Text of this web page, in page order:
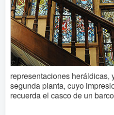
representaciones heráldicas,
segunda planta, cuyo
recuerda el casco de un